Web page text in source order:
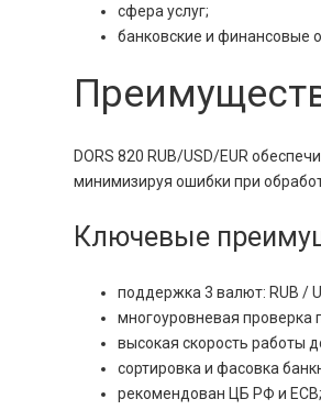
сфера услуг;
банковские и финансовые
DORS 820 RUB/USD/EUR
минимизируя ошибки при
Ключевые
поддержка 3 валют: RUB /
многоуровневая проверка
высокая скорость работы
сортировка и фасовка
рекомендован ЦБ РФ и ЕСВ;